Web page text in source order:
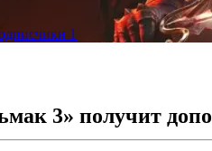
1
3» получит